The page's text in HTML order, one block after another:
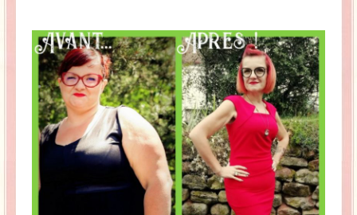
Ma période Weight Watchers